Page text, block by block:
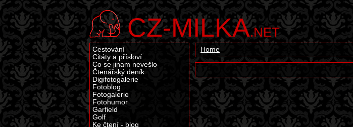
CZ-MILKA.NET
Home
Cestování
Citáty a přísloví
Co se jinam nevešlo
Čtenářský deník
Digifotogalerie
Fotoblog
Fotogalerie
Fotohumor
Garfield
Golf
Ke čtení - blog